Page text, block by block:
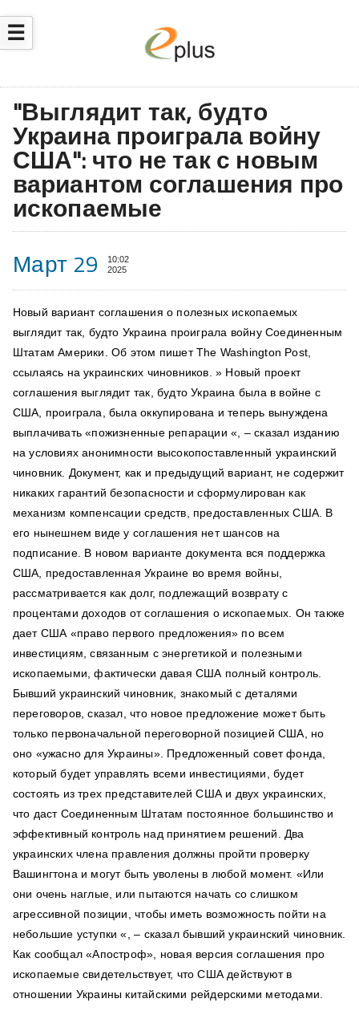
☰
"Выглядит так, будто
Украина проиграла войну
США": что не так с новым
вариантом соглашения про
ископаемые
Март 29
10:02
2025
Новый вариант соглашения о полезных ископаемых
выглядит так, будто Украина проиграла войну Соединенным
Штатам Америки. Об этом пишет The Washington Post,
ссылаясь на украинских чиновников. » Новый проект
соглашения выглядит так, будто Украина была в войне с
США, проиграла, была оккупирована и теперь вынуждена
выплачивать «пожизненные репарации «, – сказал изданию
на условиях анонимности высокопоставленный украинский
чиновник. Документ, как и предыдущий вариант, не содержит
никаких гарантий безопасности и сформулирован как
механизм компенсации средств, предоставленных США. В
его нынешнем виде у соглашения нет шансов на
подписание. В новом варианте документа вся поддержка
США, предоставленная Украине во время войны,
рассматривается как долг, подлежащий возврату с
процентами доходов от соглашения о ископаемых. Он также
дает США «право первого предложения» по всем
инвестициям, связанным с энергетикой и полезными
ископаемыми, фактически давая США полный контроль.
Бывший украинский чиновник, знакомый с деталями
переговоров, сказал, что новое предложение может быть
только первоначальной переговорной позицией США, но
оно «ужасно для Украины». Предложенный совет фонда,
который будет управлять всеми инвестициями, будет
состоять из трех представителей США и двух украинских,
что даст Соединенным Штатам постоянное большинство и
эффективный контроль над принятием решений. Два
украинских члена правления должны пройти проверку
Вашингтона и могут быть уволены в любой момент. «Или
они очень наглые, или пытаются начать со слишком
агрессивной позиции, чтобы иметь возможность пойти на
небольшие уступки «, – сказал бывший украинский чиновник.
Как сообщал «Апостроф», новая версия соглашения про
ископаемые свидетельствует, что США действуют в
отношении Украины китайскими рейдерскими методами.